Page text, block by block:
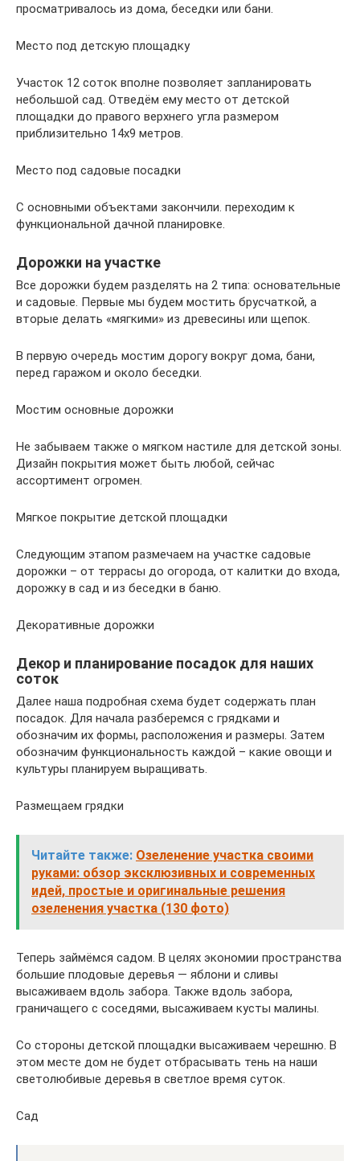
просматривалось из дома, беседки или бани.
Место под детскую площадку
Участок 12 соток вполне позволяет запланировать
небольшой сад. Отведём ему место от детской
площадки до правого верхнего угла размером
приблизительно 14х9 метров.
Место под садовые посадки
С основными объектами закончили. переходим к
функциональной дачной планировке.
Дорожки на участке
Все дорожки будем разделять на 2 типа: основательные
и садовые. Первые мы будем мостить брусчаткой, а
вторые делать «мягкими» из древесины или щепок.
В первую очередь мостим дорогу вокруг дома, бани,
перед гаражом и около беседки.
Мостим основные дорожки
Не забываем также о мягком настиле для детской зоны.
Дизайн покрытия может быть любой, сейчас
ассортимент огромен.
Мягкое покрытие детской площадки
Следующим этапом размечаем на участке садовые
дорожки – от террасы до огорода, от калитки до входа,
дорожку в сад и из беседки в баню.
Декоративные дорожки
Декор и планирование посадок для наших
соток
Далее наша подробная схема будет содержать план
посадок. Для начала разберемся с грядками и
обозначим их формы, расположения и размеры. Затем
обозначим функциональность каждой – какие овощи и
культуры планируем выращивать.
Размещаем грядки
Читайте также: Озеленение участка своими
руками: обзор эксклюзивных и современных
идей, простые и оригинальные решения
озеленения участка (130 фото)
Теперь займёмся садом. В целях экономии пространства
большие плодовые деревья — яблони и сливы
высаживаем вдоль забора. Также вдоль забора,
граничащего с соседями, высаживаем кусты малины.
Со стороны детской площадки высаживаем черешню. В
этом месте дом не будет отбрасывать тень на наши
светолюбивые деревья в светлое время суток.
Сад